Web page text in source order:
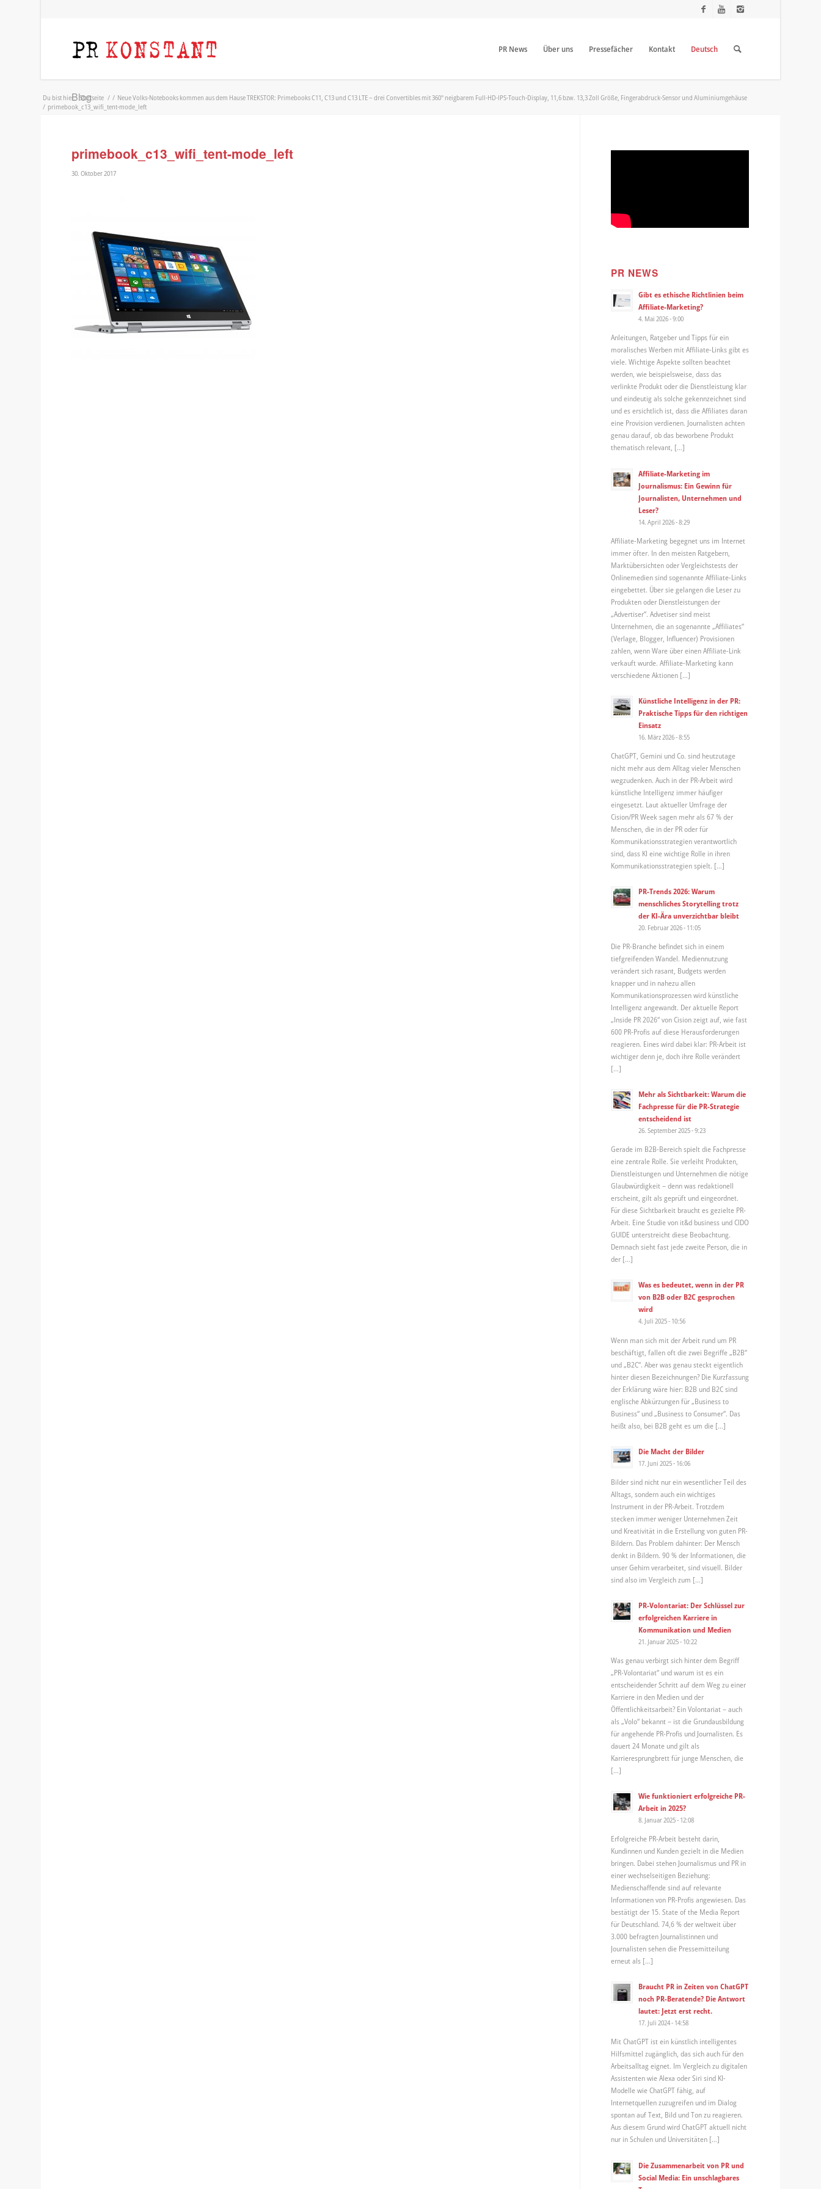
PR News Über uns Pressefächer Kontakt Deutsch
Blog
Du bist hier: Startseite / / Neue Volks-Notebooks kommen aus dem Hause TREKSTOR: Primebooks C11, C13 und C13 LTE – drei Convertibles mit 360° neigbarem Full-HD-IPS-Touch-Display, 11,6 bzw. 13,3 Zoll Größe, Fingerabdruck-Sensor und Aluminiumgehäuse
/ primebook_c13_wifi_tent-mode_left
primebook_c13_wifi_tent-mode_left
30. Oktober 2017
PR NEWS
Gibt es ethische Richtlinien beim
Affiliate-Marketing?
4. Mai 2026 - 9:00
Anleitungen, Ratgeber und Tipps für ein
moralisches Werben mit Affiliate-Links gibt es
viele. Wichtige Aspekte sollten beachtet
werden, wie beispielsweise, dass das
verlinkte Produkt oder die Dienstleistung klar
und eindeutig als solche gekennzeichnet sind
und es ersichtlich ist, dass die Affiliates daran
eine Provision verdienen. Journalisten achten
genau darauf, ob das beworbene Produkt
thematisch relevant, […]
Affiliate-Marketing im
Journalismus: Ein Gewinn für
Journalisten, Unternehmen und
Leser?
14. April 2026 - 8:29
Affiliate-Marketing begegnet uns im Internet
immer öfter. In den meisten Ratgebern,
Marktübersichten oder Vergleichstests der
Onlinemedien sind sogenannte Affiliate-Links
eingebettet. Über sie gelangen die Leser zu
Produkten oder Dienstleistungen der
„Advertiser“. Advetiser sind meist
Unternehmen, die an sogenannte „Affiliates“
(Verlage, Blogger, Influencer) Provisionen
zahlen, wenn Ware über einen Affiliate-Link
verkauft wurde. Affiliate-Marketing kann
verschiedene Aktionen […]
Künstliche Intelligenz in der PR:
Praktische Tipps für den richtigen
Einsatz
16. März 2026 - 8:55
ChatGPT, Gemini und Co. sind heutzutage
nicht mehr aus dem Alltag vieler Menschen
wegzudenken. Auch in der PR-Arbeit wird
künstliche Intelligenz immer häufiger
eingesetzt. Laut aktueller Umfrage der
Cision/PR Week sagen mehr als 67 % der
Menschen, die in der PR oder für
Kommunikationsstrategien verantwortlich
sind, dass KI eine wichtige Rolle in ihren
Kommunikationsstrategien spielt. […]
PR-Trends 2026: Warum
menschliches Storytelling trotz
der KI-Ära unverzichtbar bleibt
20. Februar 2026 - 11:05
Die PR-Branche befindet sich in einem
tiefgreifenden Wandel. Mediennutzung
verändert sich rasant, Budgets werden
knapper und in nahezu allen
Kommunikationsprozessen wird künstliche
Intelligenz angewandt. Der aktuelle Report
„Inside PR 2026“ von Cision zeigt auf, wie fast
600 PR-Profis auf diese Herausforderungen
reagieren. Eines wird dabei klar: PR-Arbeit ist
wichtiger denn je, doch ihre Rolle verändert
[…]
Mehr als Sichtbarkeit: Warum die
Fachpresse für die PR-Strategie
entscheidend ist
26. September 2025 - 9:23
Gerade im B2B-Bereich spielt die Fachpresse
eine zentrale Rolle. Sie verleiht Produkten,
Dienstleistungen und Unternehmen die nötige
Glaubwürdigkeit – denn was redaktionell
erscheint, gilt als geprüft und eingeordnet.
Für diese Sichtbarkeit braucht es gezielte PR-
Arbeit. Eine Studie von it&d business und CIDO
GUIDE unterstreicht diese Beobachtung.
Demnach sieht fast jede zweite Person, die in
der […]
Was es bedeutet, wenn in der PR
von B2B oder B2C gesprochen
wird
4. Juli 2025 - 10:56
Wenn man sich mit der Arbeit rund um PR
beschäftigt, fallen oft die zwei Begriffe „B2B“
und „B2C“. Aber was genau steckt eigentlich
hinter diesen Bezeichnungen? Die Kurzfassung
der Erklärung wäre hier: B2B und B2C sind
englische Abkürzungen für „Business to
Business“ und „Business to Consumer“. Das
heißt also, bei B2B geht es um die […]
Die Macht der Bilder
17. Juni 2025 - 16:06
Bilder sind nicht nur ein wesentlicher Teil des
Alltags, sondern auch ein wichtiges
Instrument in der PR-Arbeit. Trotzdem
stecken immer weniger Unternehmen Zeit
und Kreativität in die Erstellung von guten PR-
Bildern. Das Problem dahinter: Der Mensch
denkt in Bildern. 90 % der Informationen, die
unser Gehirn verarbeitet, sind visuell. Bilder
sind also im Vergleich zum […]
PR-Volontariat: Der Schlüssel zur
erfolgreichen Karriere in
Kommunikation und Medien
21. Januar 2025 - 10:22
Was genau verbirgt sich hinter dem Begriff
„PR-Volontariat“ und warum ist es ein
entscheidender Schritt auf dem Weg zu einer
Karriere in den Medien und der
Öffentlichkeitsarbeit? Ein Volontariat – auch
als „Volo“ bekannt – ist die Grundausbildung
für angehende PR-Profis und Journalisten. Es
dauert 24 Monate und gilt als
Karrieresprungbrett für junge Menschen, die
[…]
Wie funktioniert erfolgreiche PR-
Arbeit in 2025?
8. Januar 2025 - 12:08
Erfolgreiche PR-Arbeit besteht darin,
Kundinnen und Kunden gezielt in die Medien
bringen. Dabei stehen Journalismus und PR in
einer wechselseitigen Beziehung:
Medienschaffende sind auf relevante
Informationen von PR-Profis angewiesen. Das
bestätigt der 15. State of the Media Report
für Deutschland. 74,6 % der weltweit über
3.000 befragten Journalistinnen und
Journalisten sehen die Pressemitteilung
erneut als […]
Braucht PR in Zeiten von ChatGPT
noch PR-Beratende? Die Antwort
lautet: Jetzt erst recht.
17. Juli 2024 - 14:58
Mit ChatGPT ist ein künstlich intelligentes
Hilfsmittel zugänglich, das sich auch für den
Arbeitsalltag eignet. Im Vergleich zu digitalen
Assistenten wie Alexa oder Siri sind KI-
Modelle wie ChatGPT fähig, auf
Internetquellen zuzugreifen und im Dialog
spontan auf Text, Bild und Ton zu reagieren.
Aus diesem Grund wird ChatGPT aktuell nicht
nur in Schulen und Universitäten […]
Die Zusammenarbeit von PR und
Social Media: Ein unschlagbares